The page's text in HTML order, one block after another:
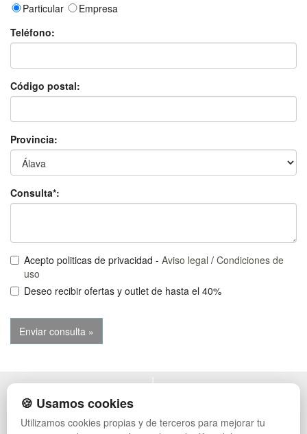
Particular
Empresa
Teléfono:
Código postal:
Provincia:
Consulta*:
Acepto politicas de privacidad - Aviso legal / Condiciones de
uso
Deseo recibir ofertas y outlet de hasta el 40%
POLÍTICA DE PRIVACIDAD
CONDICIONES DE USO
CAMBIOS Y DEVOLUCIONES
MUEBLES VINTAGE
🍪 Usamos cookies
Utilizamos cookies propias y de terceros para mejorar tu